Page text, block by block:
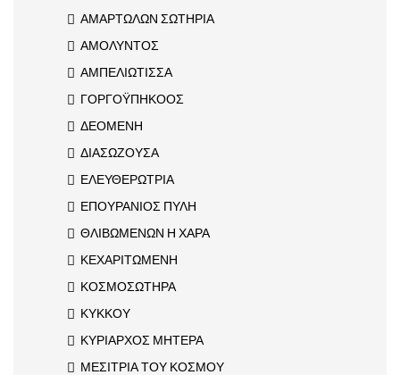
ΑΜΑΡΤΩΛΩΝ ΣΩΤΗΡΙΑ
ΑΜΟΛΥΝΤΟΣ
ΑΜΠΕΛΙΩΤΙΣΣΑ
ΓΟΡΓΟΫΠΗΚΟΟΣ
ΔΕΟΜΕΝΗ
ΔΙΑΣΩΖΟΥΣΑ
ΕΛΕΥΘΕΡΩΤΡΙΑ
ΕΠΟΥΡΑΝΙΟΣ ΠΥΛΗ
ΘΛΙΒΩΜΕΝΩΝ Η ΧΑΡΑ
ΚΕΧΑΡΙΤΩΜΕΝΗ
ΚΟΣΜΟΣΩΤΗΡΑ
ΚΥΚΚΟΥ
ΚΥΡΙΑΡΧΟΣ ΜΗΤΕΡΑ
ΜΕΣΙΤΡΙΑ ΤΟΥ ΚΟΣΜΟΥ